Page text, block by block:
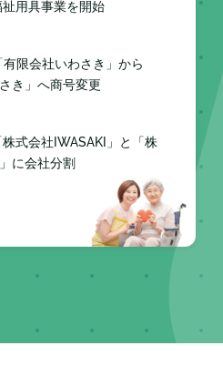
用具事業を開始
限会社いわさき」から
き」へ商号変更
式会社IWASAKI」と「株
に会社分割